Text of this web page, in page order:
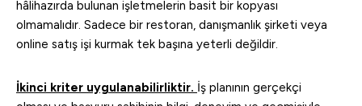
hâlihazırda bulunan işletmelerin basit bir kopyası
olmamalıdır. Sadece bir restoran, danışmanlık şirketi veya
online satış işi kurmak tek başına yeterli değildir.
İkinci kriter uygulanabilirliktir. İş planının gerçekçi